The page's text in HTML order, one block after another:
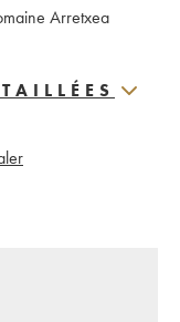
Arretxea